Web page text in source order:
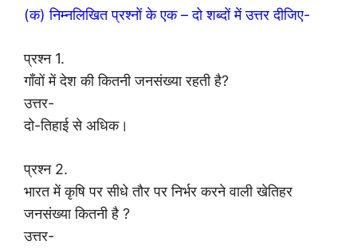
(क) निम्नलिखित प्रश्नों के एक – दो शब्दों में उत्तर दीजिए-
प्रश्न 1.
गाँवों में देश की कितनी जनसंख्या रहती है?
उत्तर-
दो-तिहाई से अधिक।
प्रश्न 2.
भारत में कृषि पर सीधे तौर पर निर्भर करने वाली खेतिहर
जनसंख्या कितनी है ?
उत्तर-